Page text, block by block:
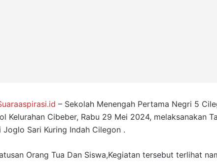
– Sekolah Menengah Pertama Negri 5
Kelurahan Cibeber, Rabu 29 Mei 2024, melaksanakan
Joglo Sari Kuring Indah Cilegon .
Orang Tua Dan Siswa,Kegiatan tersebut terlihat